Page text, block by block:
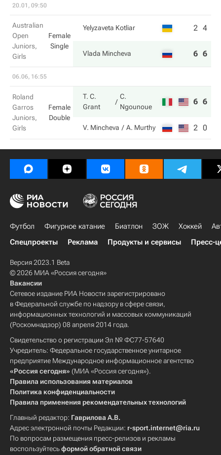
20.01, 09:50
Australian
Open
Juniors,
Girls
Female
Single
Yelyzaveta Kotliar 2 4
Vlada Mincheva 6 6
06.06, 16:55
Roland
Garros
Juniors,
Girls
Female
Double
T. C.
Grant
C.
Ngounoue
6 6
V. Mincheva A. Murthy 2 0
Футбол Фигурное катание Биатлон ЗОЖ Хоккей
Спецпроекты
Реклама Продукты и сервисы Пресс-
Версия 2023.1 Beta
© 2026 МИА «Россия сегодня»
Вакансии
Сетевое издание РИА Новости зарегистрировано
в Федеральной службе по надзору в сфере связи,
информационных технологий и массовых коммуникаций
(Роскомнадзор) 08 апреля 2014 года.
Свидетельство о регистрации Эл № ФС77-57640
Учредитель: Федеральное государственное унитарное
предприятие Международное информационное агентство
«Россия сегодня» (МИА «Россия сегодня»).
Правила использования материалов
Политика конфиденциальности
Правила применения рекомендательных технологий
Главный редактор: Гаврилова А.В.
Адрес электронной почты Редакции: r-sport.internet@ria.ru
По вопросам размещения пресс-релизов и рекламы
воспользуйтесьформой обратной связи